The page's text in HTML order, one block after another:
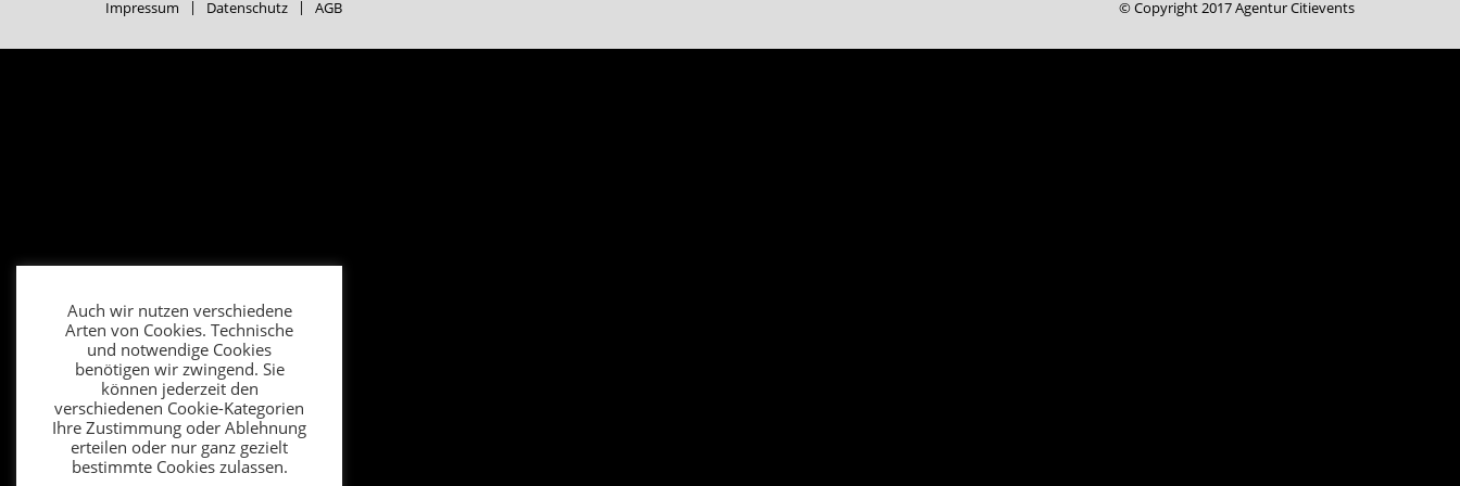
Impressum Datenschutz AGB © Copyright 2017 Agentur Citievents
Auch wir nutzen verschiedene
Arten von Cookies. Technische
und notwendige Cookies
benötigen wir zwingend. Sie
können jederzeit den
verschiedenen Cookie-Kategorien
Ihre Zustimmung oder Ablehnung
erteilen oder nur ganz gezielt
bestimmte Cookies zulassen.